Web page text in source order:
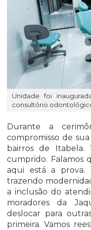
Unidade foi
consultório
Durante a
compromisso de
bairros de Itabela.
cumprido. Falamos
aqui está a prova.
trazendo
a inclusão do
moradores da
deslocar para
primeira. Vamos